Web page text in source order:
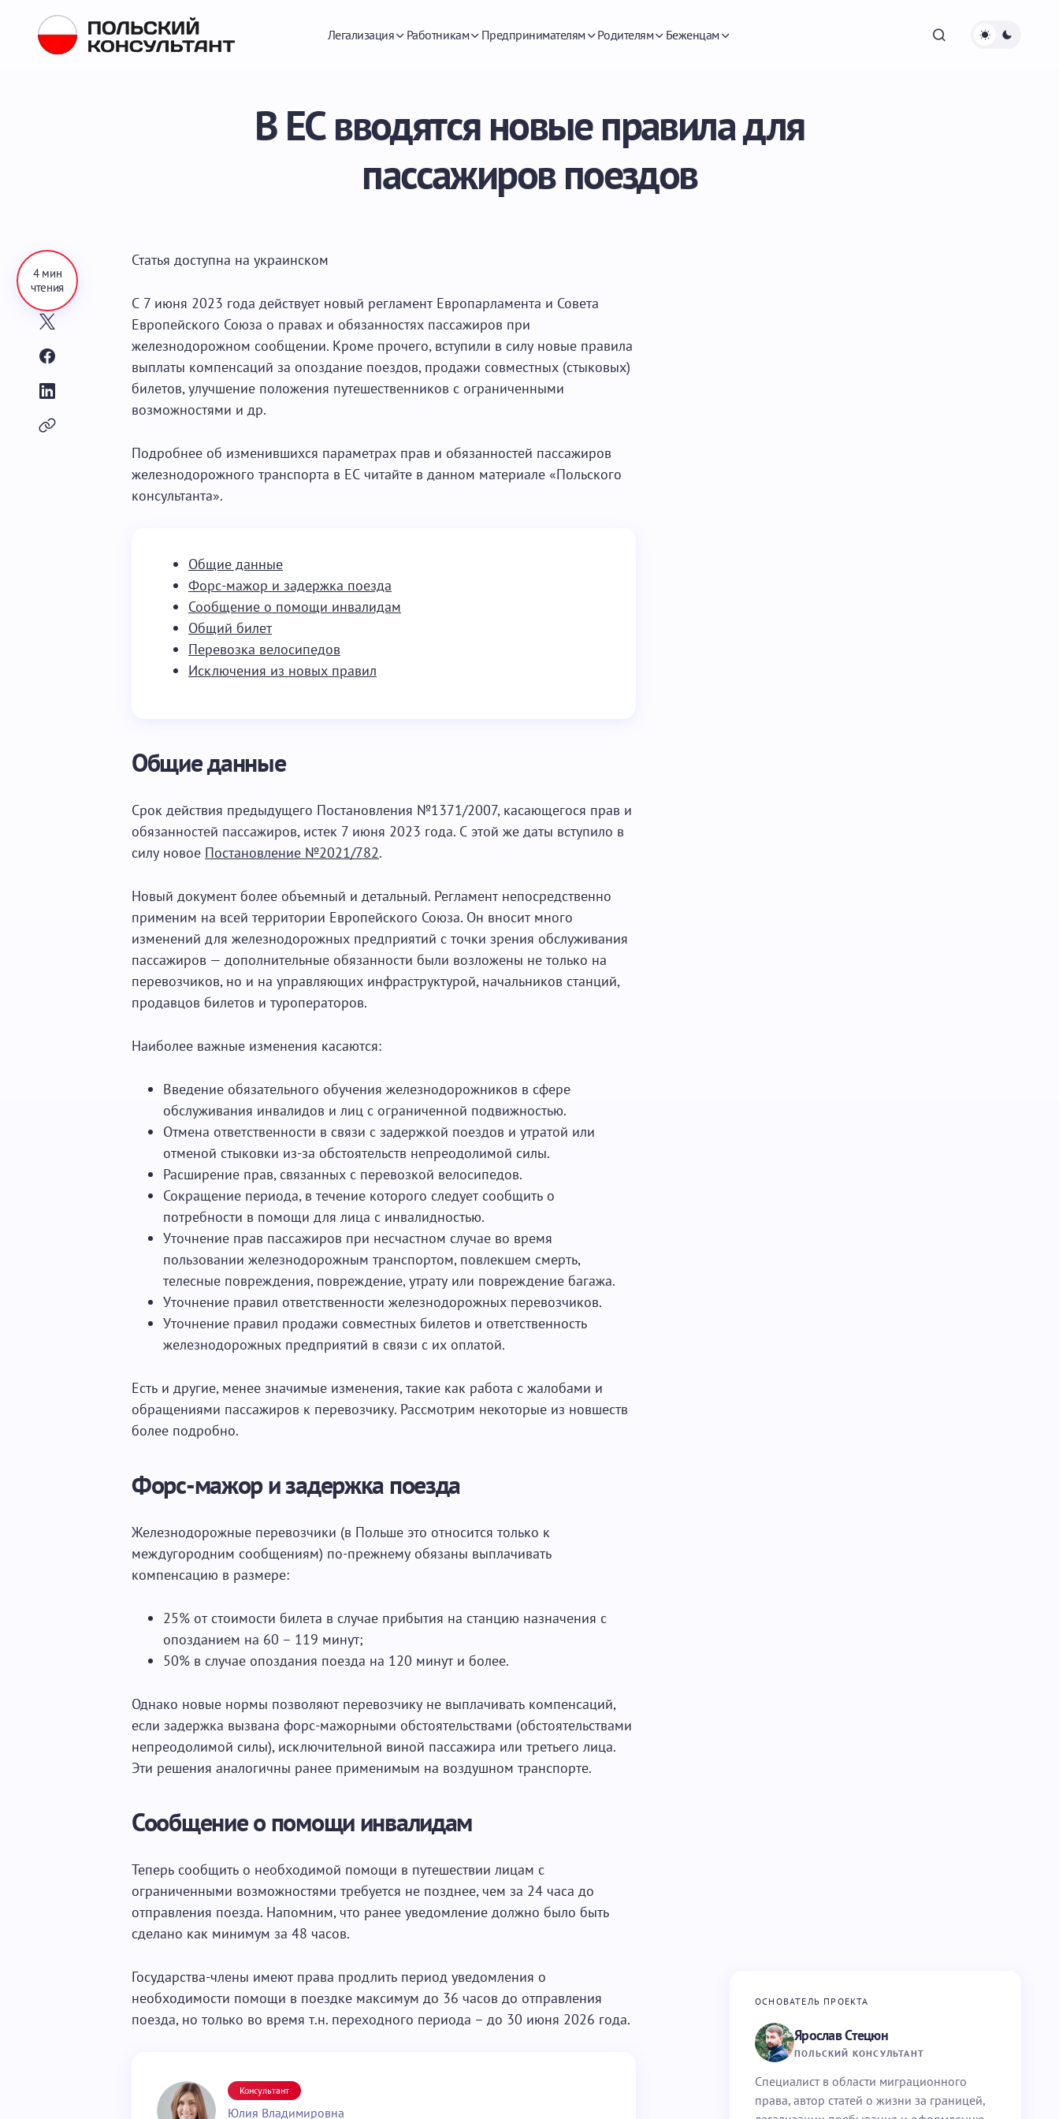
Легализация Работникам Предпринимателям Родителям Беженцам
В ЕС вводятся новые правила для
пассажиров поездов
4 мин
чтения
Статья доступна на украинском
С 7 июня 2023 года действует новый регламент Европарламента и Совета
Европейского Союза о правах и обязанностях пассажиров при
железнодорожном сообщении. Кроме прочего, вступили в силу новые правила
выплаты компенсаций за опоздание поездов, продажи совместных (стыковых)
билетов, улучшение положения путешественников с ограниченными
возможностями и др.
Подробнее об изменившихся параметрах прав и обязанностей пассажиров
железнодорожного транспорта в ЕС читайте в данном материале «Польского
консультанта».
Общие данные
Форс-мажор и задержка поезда
Сообщение о помощи инвалидам
Общий билет
Перевозка велосипедов
Исключения из новых правил
Общие данные
Срок действия предыдущего Постановления №1371/2007, касающегося прав и
обязанностей пассажиров, истек 7 июня 2023 года. С этой же даты вступило в
силу новое Постановление №2021/782.
Новый документ более объемный и детальный. Регламент непосредственно
применим на всей территории Европейского Союза. Он вносит много
изменений для железнодорожных предприятий с точки зрения обслуживания
пассажиров — дополнительные обязанности были возложены не только на
перевозчиков, но и на управляющих инфраструктурой, начальников станций,
продавцов билетов и туроператоров.
Наиболее важные изменения касаются:
Введение обязательного обучения железнодорожников в сфере
обслуживания инвалидов и лиц с ограниченной подвижностью.
Отмена ответственности в связи с задержкой поездов и утратой или
отменой стыковки из-за обстоятельств непреодолимой силы.
Расширение прав, связанных с перевозкой велосипедов.
Сокращение периода, в течение которого следует сообщить о
потребности в помощи для лица с инвалидностью.
Уточнение прав пассажиров при несчастном случае во время
пользовании железнодорожным транспортом, повлекшем смерть,
телесные повреждения, повреждение, утрату или повреждение багажа.
Уточнение правил ответственности железнодорожных перевозчиков.
Уточнение правил продажи совместных билетов и ответственность
железнодорожных предприятий в связи с их оплатой.
Есть и другие, менее значимые изменения, такие как работа с жалобами и
обращениями пассажиров к перевозчику. Рассмотрим некоторые из новшеств
более подробно.
Форс-мажор и задержка поезда
Железнодорожные перевозчики (в Польше это относится только к
междугородним сообщениям) по-прежнему обязаны выплачивать
компенсацию в размере:
25% от стоимости билета в случае прибытия на станцию ​​назначения с
опозданием на 60 – 119 минут;
50% в случае опоздания поезда на 120 минут и более.
Однако новые нормы позволяют перевозчику не выплачивать компенсаций,
если задержка вызвана форс-мажорными обстоятельствами (обстоятельствами
непреодолимой силы), исключительной виной пассажира или третьего лица.
Эти решения аналогичны ранее применимым на воздушном транспорте.
Сообщение о помощи инвалидам
Теперь сообщить о необходимой помощи в путешествии лицам с
ограниченными возможностями требуется не позднее, чем за 24 часа до
отправления поезда. Напомним, что ранее уведомление должно было быть
сделано как минимум за 48 часов.
Государства-члены имеют права продлить период уведомления о
необходимости помощи в поездке максимум до 36 часов до отправления
поезда, но только во время т.н. переходного периода – до 30 июня 2026 года.
Консультант
Юлия Владимировна
ОСНОВАТЕЛЬ ПРОЕКТА
Ярослав Стецюн
ПОЛЬСКИЙ КОНСУЛЬТАНТ
Специалист в области миграционного
права, автор статей о жизни за границей,